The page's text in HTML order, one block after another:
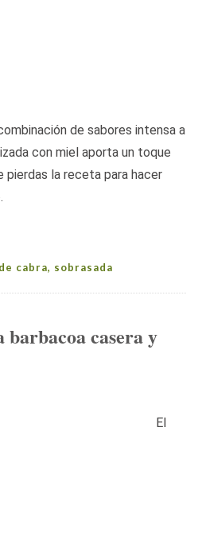
de sabores intensa a
con miel aporta un toque
pierdas la receta para hacer
cabra, sobrasada
barbacoa casera y
El